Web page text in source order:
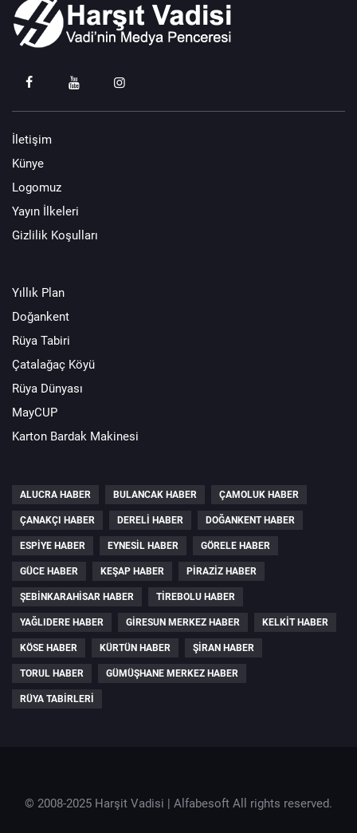
İletişim
Künye
Logomuz
Yayın İlkeleri
Gizlilik Koşulları
Yıllık Plan
Doğankent
Rüya Tabiri
Çatalağaç Köyü
Rüya Dünyası
MayCUP
Karton Bardak Makinesi
ALUCRA HABER BULANCAK HABER ÇAMOLUK HABER
ÇANAKÇI HABER DERELI HABER DOĞANKENT HABER
ESPIYE HABER EYNESIL HABER GÖRELE HABER
GÜCE HABER KEŞAP HABER PIRAZIZ HABER
ŞEBINKARAHISAR HABER TIREBOLU HABER
YAĞLIDERE HABER GIRESUN MERKEZ HABER KELKIT HABER
KÖSE HABER KÜRTÜN HABER ŞIRAN HABER
TORUL HABER GÜMÜŞHANE MERKEZ HABER
RÜYA TABIRLERI
© 2008-2025 Harşit Vadisi | Alfabesoft All rights reserved.